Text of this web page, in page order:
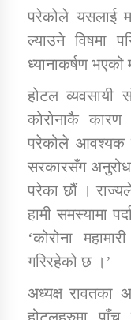
परेकोले यसलाई
ल्याउने विषमा
ध्यानाकर्षण भएको
होटल व्यवसायी
कोरोनाकै कारण
परेकोले आवश्यक
सरकारसँग अनुरोध
परेका छौं ।
हामी समस्यामा
‘कोरोना
गरिरहेको छ ।’
अध्यक्ष रावतका